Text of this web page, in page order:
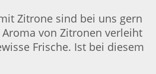
Zitrone sind bei uns gern
Aroma von Zitronen verleiht
Frische. Ist bei diesem